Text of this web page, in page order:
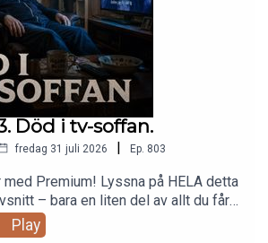
Död i tv-soffan.
fredag 31 juli 2026 | Ep. 803
med Premium! Lyssna på HELA detta
– bara en liten del av allt du får
medlem.Gå med i Premium idag
Play